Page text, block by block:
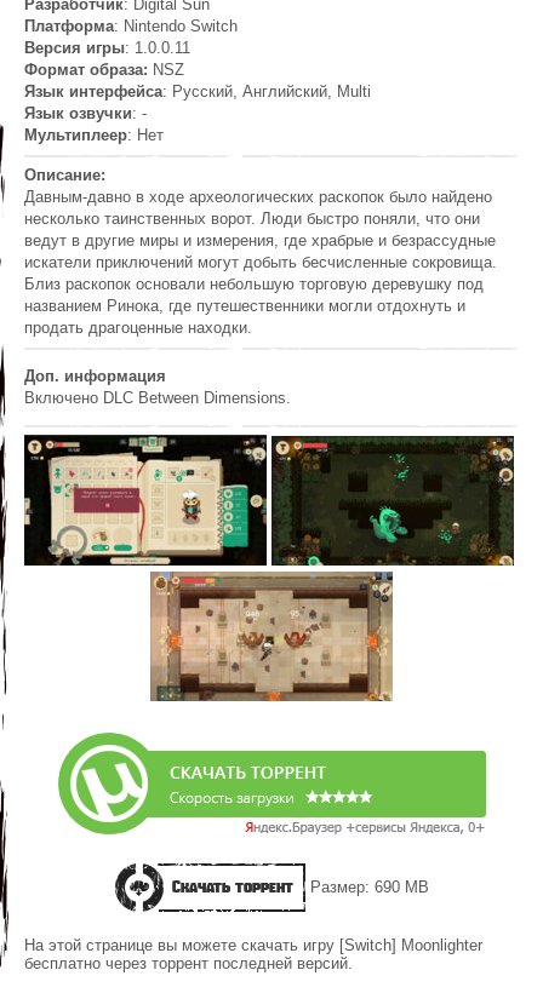
Разработчик: Digital Sun
Платформа: Nintendo Switch
Версия игры: 1.0.0.11
Формат образа: NSZ
Язык интерфейса: Русский, Английский, Multi
Язык озвучки: -
Мультиплеер: Hет
Описание:
Давным-давно в ходе археологических раскопок было найдено
несколько таинственных ворот. Люди быстро поняли, что они
ведут в другие миры и измерения, где храбрые и безрассудные
искатели приключений могут добыть бесчисленные сокровища.
Близ раскопок основали небольшую торговую деревушку под
названием Ринока, где путешественники могли отдохнуть и
продать драгоценные находки.
Доп. информация
Включено DLC Between Dimensions.
Скачать торрент Размер: 690 MB
На этой странице вы можете скачать игру [Switch] Moonlighter
бесплатно через торрент последней версий.